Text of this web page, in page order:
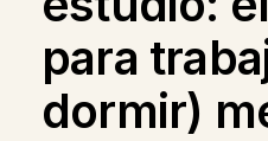
para
dormir)